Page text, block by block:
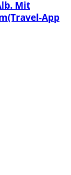
Mit
App